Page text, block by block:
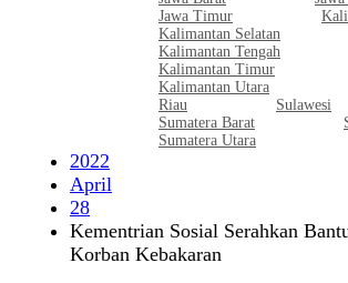
Jawa Timur
Kalimantan Selatan
Kalimantan Tengah
Kalimantan Timur
Kalimantan Utara
Riau
Sulawesi
Sumatera Barat
Sumatera Utara
2022
April
28
Kementrian Sosial Serahkan
Korban Kebakaran